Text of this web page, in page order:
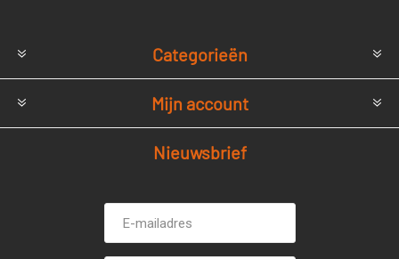
Categorieën
Mijn account
Nieuwsbrief
mailadres *